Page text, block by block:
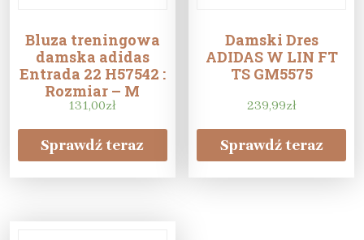
Bluza treningowa
damska adidas
Entrada 22 H57542 :
Rozmiar – M
(168cm)
131,00zł
Sprawdź teraz
Damski Dres
ADIDAS W LIN FT
TS GM5575
239,99zł
Sprawdź teraz